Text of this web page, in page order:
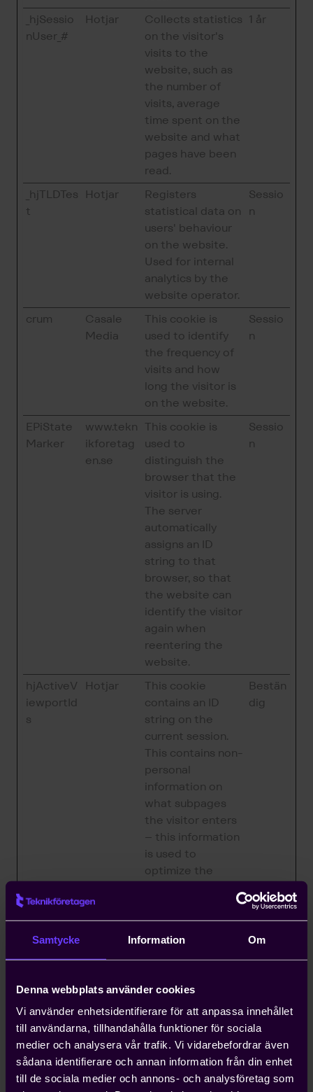
Samtycke Information Om
Denna webbplats använder cookies
Vi använder enhetsidentifierare för att anpassa innehållet
till användarna, tillhandahålla funktioner för sociala
medier och analysera vår trafik. Vi vidarebefordrar även
sådana identifierare och annan information från din enhet
till de sociala medier och annons- och analysföretag som
_hjSessio
nUser_#
Hotjar
Collects statistics
on the visitor's
visits to the
website, such as
the number of
visits, average
time spent on the
website and what
pages have been
read.
1 år
_hjTLDTes
t
Hotjar
Registers
statistical data on
users' behaviour
on the website.
Used for internal
analytics by the
website operator.
Sessio
n
crum
Casale
Media
This cookie is
used to identify
the frequency of
visits and how
long the visitor is
on the website.
Sessio
n
EPiState
Marker
www.tekn
ikforetag
en.se
This cookie is
used to
distinguish the
browser that the
visitor is using.
The server
automatically
assigns an ID
string to that
browser, so that
the website can
identify the visitor
again when
reentering the
website.
Sessio
n
hjActiveV
iewportId
s
Hotjar
This cookie
contains an ID
string on the
current session.
This contains non-
personal
information on
what subpages
the visitor enters
– this information
is used to
optimize the
Bestän
dig
rtId
screen size in
order to adjust
on the website.
n
Marknadsföring (40)
Cookies för marknadsföring används för att spåra